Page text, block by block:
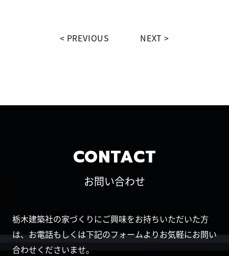
PREVIOUS NEXT
CONTACT
お問い合わせ
栃木建築社の家づくりにご興味をお持ちいただいた方
は、お電話もしくは下記のフォームよりお気軽にお問い
合わせくださいませ。